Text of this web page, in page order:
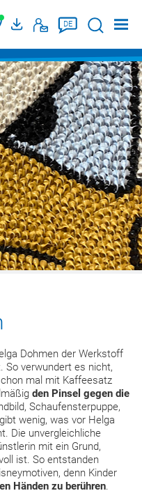
DE Suche
Dohmen der Werkstoff
So verwundert es nicht,
mal mit Kaffeesatz
den Pinsel gegen die
Schaufensterpuppe,
wenig, was vor Helga
Die unvergleichliche
mit ein Grund,
ist. So entstanden
denn Kinder
Händen zu berühren.